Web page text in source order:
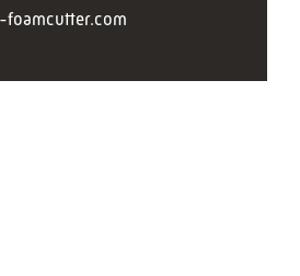
foamcutter.com